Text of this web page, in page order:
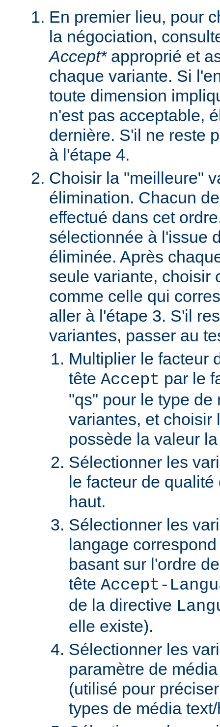
En premier lieu, pour
la négociation,
Accept*approprié et
chaque variante. Si
toute dimension
n'est pas acceptable,
dernière. S'il ne reste
à l'étape 4.
Choisir la "meilleure"
élimination. Chacun
effectué dans cet
sélectionnée à l'issue
éliminée. Après
seule variante, choisir
comme celle qui
aller à l'étape 3. S'il
variantes, passer au
Multiplier le facteur
tête Accept par le
"qs" pour le type de
variantes, et choisir
possède la valeur
Sélectionner les
le facteur de
haut.
Sélectionner les
langage
basant sur l'ordre
tête Accept-
de la directive
elle existe).
Sélectionner les
paramètre de
(utilisé pour
types de média